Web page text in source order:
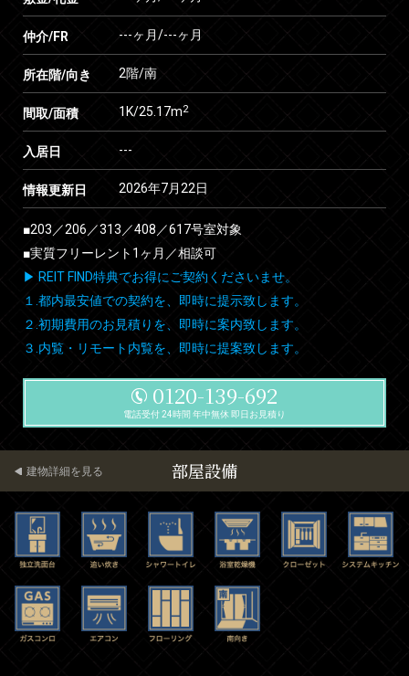
仲介/FR ---ヶ月/---ヶ月
所在階/向き 2階/南
間取/面積 1K/25.17m2
入居日 ---
情報更新日 2026年7月22日
■203／206／313／408／617号室対象
■実質フリーレント1ヶ月／相談可
▶ REIT FIND特典でお得にご契約くださいませ。
１.都内最安値での契約を、即時に提示致します。
２.初期費用のお見積りを、即時に案内致します。
３.内覧・リモート内覧を、即時に提案致します。
0120-139-692
電話受付 24時間 年中無休 即日お見積り
部屋設備
建物詳細を見る